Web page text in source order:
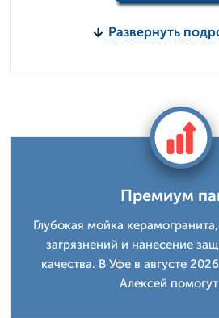
Развернуть
Премиум
Глубокая мойка
загрязнений и нанесение
качества. В Уфе в августе
Алексей